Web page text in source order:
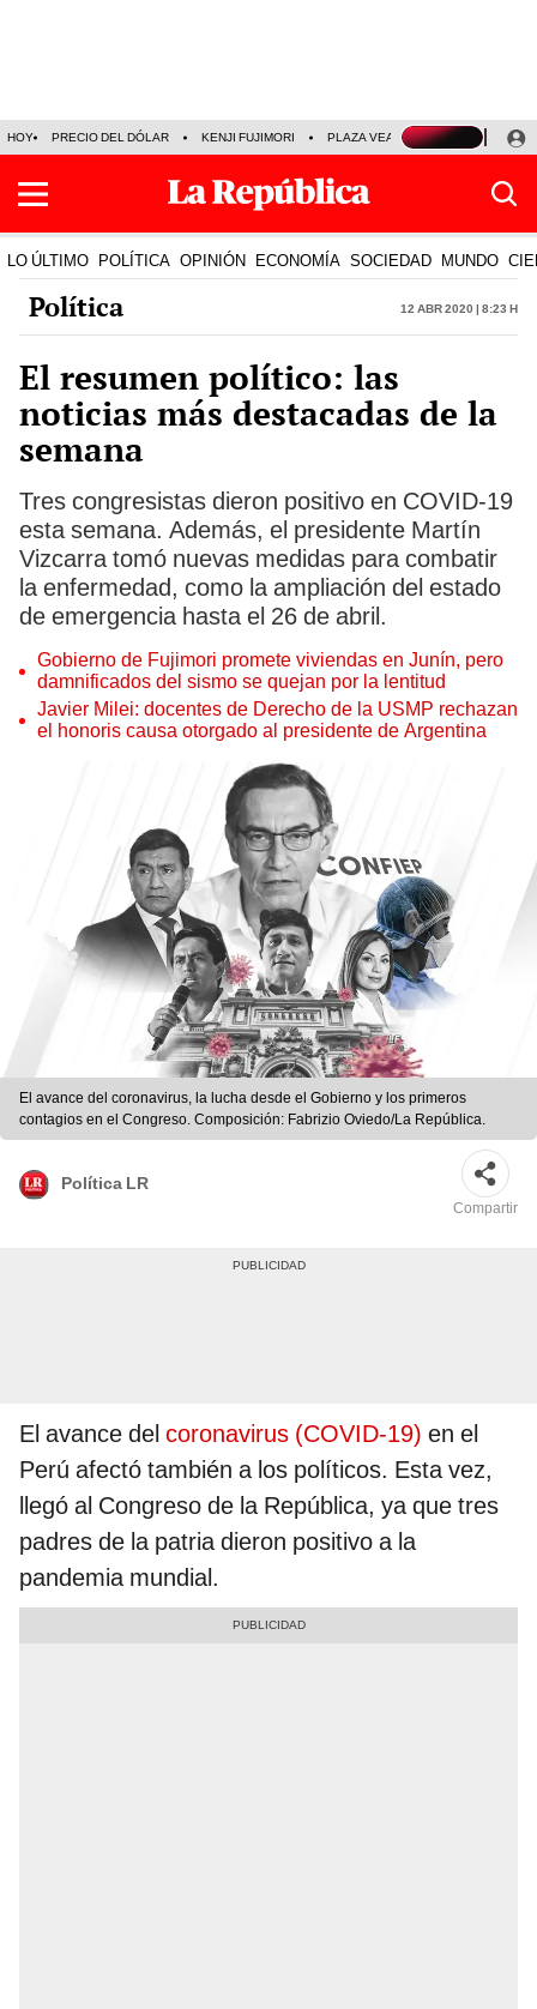
HOY PRECIO DEL DÓLAR KENJI FUJIMORI PLAZA VEA FERIADOS
LO ÚLTIMO POLÍTICA OPINIÓN ECONOMÍA SOCIEDAD MUNDO
Política 12 Abr 2020 | 8:23 h
El resumen político: las
noticias más destacadas de la
semana
Tres congresistas dieron positivo en COVID-19
esta semana. Además, el presidente Martín
Vizcarra tomó nuevas medidas para combatir
la enfermedad, como la ampliación del estado
de emergencia hasta el 26 de abril.
Gobierno de Fujimori promete viviendas en Junín, pero
damnificados del sismo se quejan por la lentitud
Javier Milei: docentes de Derecho de la USMP rechazan
el honoris causa otorgado al presidente de Argentina
El avance del coronavirus, la lucha desde el Gobierno y los primeros
contagios en el Congreso. Composición: Fabrizio Oviedo/La República.
Política LR
Compartir
El avance del coronavirus (COVID-19) en el
Perú afectó también a los políticos. Esta vez,
llegó al Congreso de la República, ya que tres
padres de la patria dieron positivo a la
pandemia mundial.